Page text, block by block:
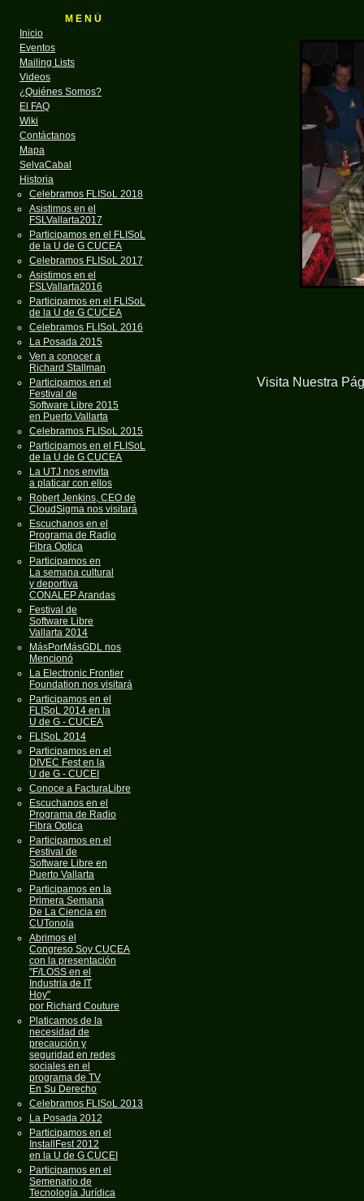
M E N Ú
Inicio
Eventos
Mailing Lists
Videos
¿Quiénes Somos?
El FAQ
Wiki
Contáctanos
Mapa
SelvaCabal
Historia
Celebramos FLISoL 2018
Asistimos en el
FSLVallarta2017
Participamos en el FLISoL
de la U de G CUCEA
Celebramos FLISoL 2017
Asistimos en el
FSLVallarta2016
Participamos en el FLISoL
de la U de G CUCEA
Celebramos FLISoL 2016
La Posada 2015
Ven a conocer a
Richard Stallman
Participamos en el
Festival de
Software Libre 2015
en Puerto Vallarta
Celebramos FLISoL 2015
Participamos en el FLISoL
de la U de G CUCEA
La UTJ nos envita
a platicar con ellos
Robert Jenkins, CEO de
CloudSigma nos visitará
Escuchanos en el
Programa de Radio
Fibra Optica
Participamos en
La semana cultural
y deportiva
CONALEP Arandas
Festival de
Software Libre
Vallarta 2014
MásPorMásGDL nos
Mencionó
La Electronic Frontier
Foundation nos visitará
Participamos en el
FLISoL 2014 en la
U de G - CUCEA
FLISoL 2014
Participamos en el
DIVEC Fest en la
U de G - CUCEI
Conoce a FacturaLibre
Escuchanos en el
Programa de Radio
Fibra Optica
Participamos en el
Festival de
Software Libre en
Puerto Vallarta
Participamos en la
Primera Semana
De La Ciencia en
CUTonola
Abrimos el
Congreso Soy CUCEA
con la presentación
"F/LOSS en el
Industria de IT
Hoy"
por Richard Couture
Platicamos de la
necesidad de
precaución y
seguridad en redes
sociales en el
programa de TV
En Su Derecho
Celebramos FLISoL 2013
La Posada 2012
Participamos en el
InstallFest 2012
en la U de G CUCEI
Participamos en el
Semenario de
Tecnología Jurídica
Visita Nuestra